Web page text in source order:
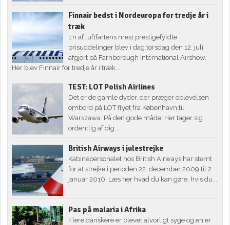
Finnair bedst i Nordeuropa for tredje år i
træk
En af luftfartens mest prestigefyldte
prisuddelinger blev i dag torsdag den 12. juli
afgjort på Farnborough International Airshow.
Her blev Finnair for tredje år i træk...
TEST: LOT Polish Airlines
Det er de gamle dyder, der præger oplevelsen
ombord på LOT flyet fra København til
Warszawa. På den gode måde! Her tager sig
ordentlig af dig...
British Airways i julestrejke
Kabinepersonalet hos British Airways har stemt
for at strejke i perioden 22. december 2009 til 2.
januar 2010. Læs her hvad du kan gøre, hvis du...
Pas på malaria i Afrika
Flere danskere er blevet alvorligt syge og en er